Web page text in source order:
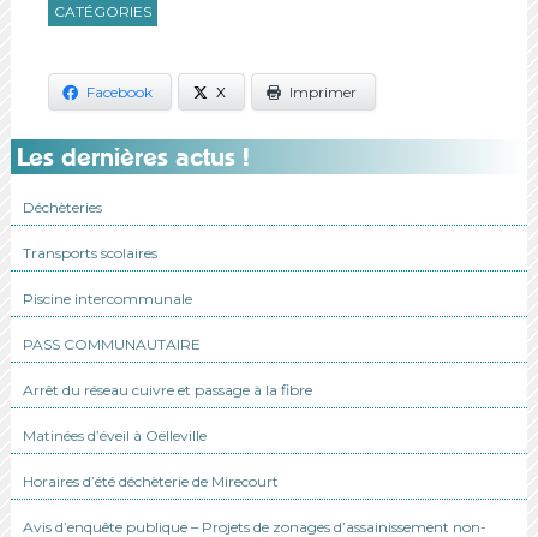
CATÉGORIES
Facebook X Imprimer
Les dernières actus !
Déchèteries
Transports scolaires
Piscine intercommunale
PASS COMMUNAUTAIRE
Arrêt du réseau cuivre et passage à la fibre
Matinées d’éveil à Oëlleville
Horaires d’été déchèterie de Mirecourt
Avis d’enquête publique – Projets de zonages d’assainissement non-